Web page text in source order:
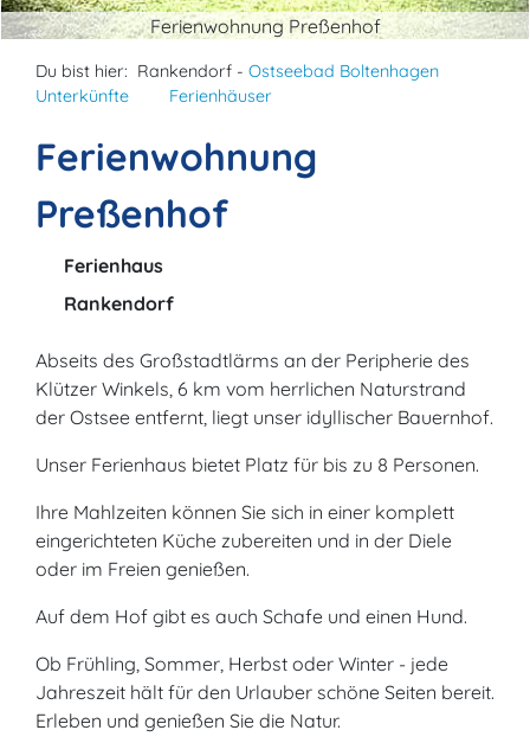
Ferienwohnung Preßenhof
Du bist hier: Rankendorf - Ostseebad Boltenhagen
Unterkünfte
Ferienhäuser
Ferienwohnung
Preßenhof
Ferienhaus
Rankendorf
Abseits des Großstadtlärms an der Peripherie des
Klützer Winkels, 6 km vom herrlichen Naturstrand
der Ostsee entfernt, liegt unser idyllischer Bauernhof.
Unser Ferienhaus bietet Platz für bis zu 8 Personen.
Ihre Mahlzeiten können Sie sich in einer komplett
eingerichteten Küche zubereiten und in der Diele
oder im Freien genießen.
Auf dem Hof gibt es auch Schafe und einen Hund.
Ob Frühling, Sommer, Herbst oder Winter - jede
Jahreszeit hält für den Urlauber schöne Seiten bereit.
Erleben und genießen Sie die Natur.